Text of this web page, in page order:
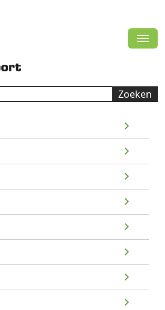
Zoeken
chevron_right
chevron_right
chevron_right
chevron_right
chevron_right
chevron_right
chevron_right
chevron_right